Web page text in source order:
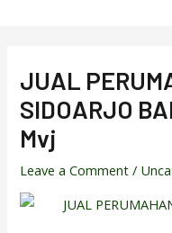
JUAL
SIDOARJO
Mvj
Leave a Comment /